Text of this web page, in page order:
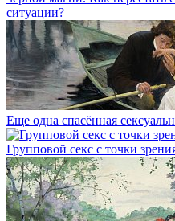
ситуации?
Еще одна спасённая
Групповой секс с точки